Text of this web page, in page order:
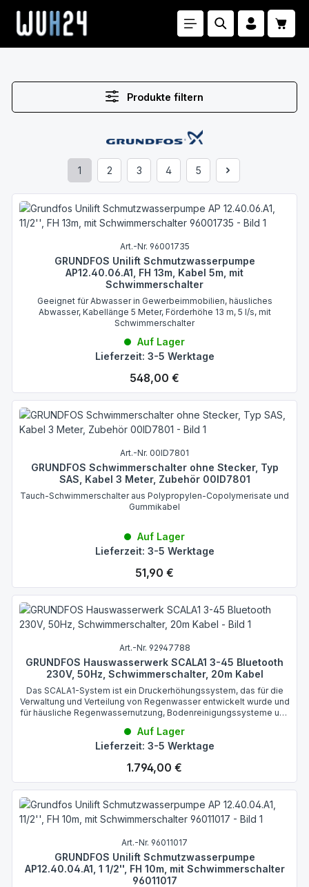
Zum Hauptinhalt springen
Produkte filtern
Seite
1
Seite
2
Seite
3
Seite
4
Seite
5
Art.-Nr. 96001735
GRUNDFOS Unilift Schmutzwasserpumpe
AP12.40.06.A1, FH 13m, Kabel 5m, mit
Schwimmerschalter
Geeignet für Abwasser in Gewerbeimmobilien, häusliches
Abwasser, Kabellänge 5 Meter, Förderhöhe 13 m, 5 l/s, mit
Schwimmerschalter
Auf Lager
Lieferzeit: 3-5 Werktage
Regulärer Preis:
548,00 €
Art.-Nr. 00ID7801
GRUNDFOS Schwimmerschalter ohne Stecker, Typ
SAS, Kabel 3 Meter, Zubehör 00ID7801
Tauch-Schwimmerschalter aus Polypropylen-Copolymerisate und
Gummikabel
Auf Lager
Lieferzeit: 3-5 Werktage
Regulärer Preis:
51,90 €
Art.-Nr. 92947788
GRUNDFOS Hauswasserwerk SCALA1 3-45 Bluetooth
230V, 50Hz, Schwimmerschalter, 20m Kabel
Das SCALA1-System ist ein Druckerhöhungssystem, das für die
Verwaltung und Verteilung von Regenwasser entwickelt wurde und
für häusliche Regenwassernutzung, Bodenreinigungssysteme und
Auf Lager
Lieferzeit: 3-5 Werktage
Regulärer Preis:
1.794,00 €
Art.-Nr. 96011017
GRUNDFOS Unilift Schmutzwasserpumpe
AP12.40.04.A1, 1 1/2'', FH 10m, mit Schwimmerschalter
96011017